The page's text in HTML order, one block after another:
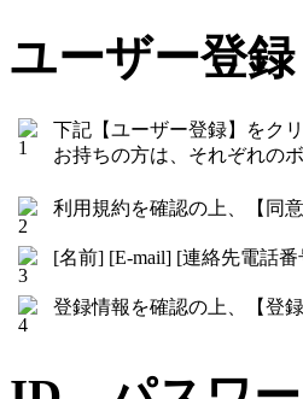
ユーザー登録
下記【ユーザー登録】をク
お持ちの方は、それぞれの
利用規約を確認の上、【同
[名前] [E-mail] [連絡先電話
登録情報を確認の上、【登